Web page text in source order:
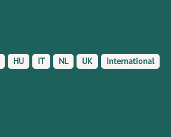
HU IT NL UK International